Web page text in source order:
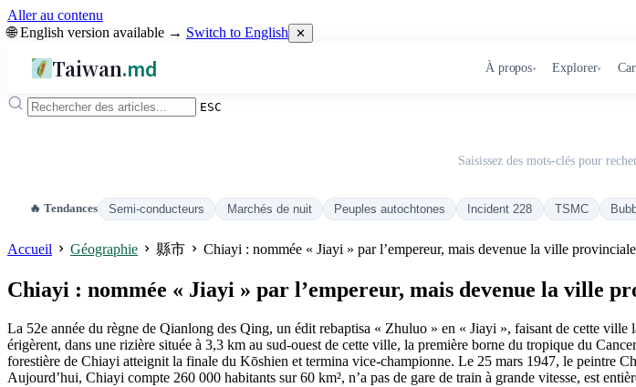
Aller au contenu
🌐 English version available → Switch to English ✕
Taiwan.md À propos▾ Explorer▾
ESC
Saisissez des mots-clés pour
🔥 Tendances Semi-conducteurs Marchés de nuit Peuples autochtones Incident 228 TSMC
Accueil Géographie 縣市 Chiayi : nommée « Jiayi » par l’empereur, mais devenue la ville
Chiayi : nommée « Jiayi » par l’empereur, mais devenue la ville
La 52e année du règne de Qianlong des Qing, un édit rebaptisa « Zhuluo » en « Jiayi », faisant de cette
érigèrent, dans une rizière située à 3,3 km au sud-ouest de cette ville, la première borne du tropique du
forestière de Chiayi atteignit la finale du Kōshien et termina vice-championne. Le 25 mars 1947, le peintre
Aujourd’hui, Chiayi compte 260 000 habitants sur 60 km², n’a pas de gare de train à grande vitesse, est